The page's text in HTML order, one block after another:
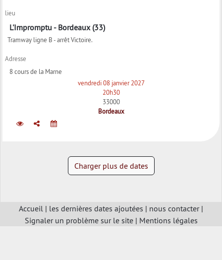
lieu
L'Impromptu - Bordeaux (33)
Tramway ligne B - arrêt Victoire.
Adresse
8 cours de la Marne
vendredi 08 janvier 2027
20h30
33000
Bordeaux
Charger plus de dates
Accueil | les dernières dates ajoutées | nous contacter|
Signaler un problème sur le site| Mentions légales